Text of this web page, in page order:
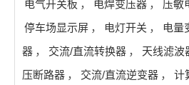
电气开关板 ， 电焊变压器 ， 压敏
停车场显示屏 ， 电灯开关 ， 电量
器 ， 交流/直流转换器 ， 天线滤波
压断路器 ， 交流/直流逆变器 ， 计